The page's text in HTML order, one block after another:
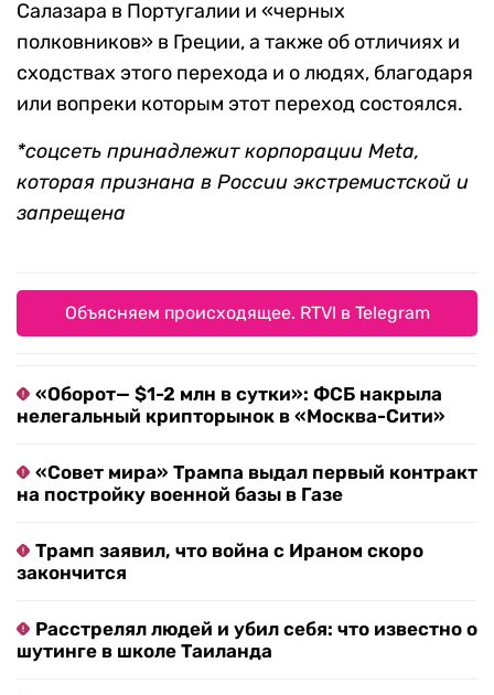
Салазара в Португалии и «черных
полковников» в Греции, а также об отличиях и
сходствах этого перехода и о людях, благодаря
или вопреки которым этот переход состоялся.
*соцсеть принадлежит корпорации Meta,
которая признана в России экстремистской и
запрещена
Объясняем происходящее. RTVI в Telegram
«Оборот— $1-2 млн в сутки»: ФСБ накрыла
нелегальный крипторынок в «Москва-Сити»
«Совет мира» Трампа выдал первый контракт
на постройку военной базы в Газе
Трамп заявил, что война с Ираном скоро
закончится
Расстрелял людей и убил себя: что известно о
шутинге в школе Таиланда